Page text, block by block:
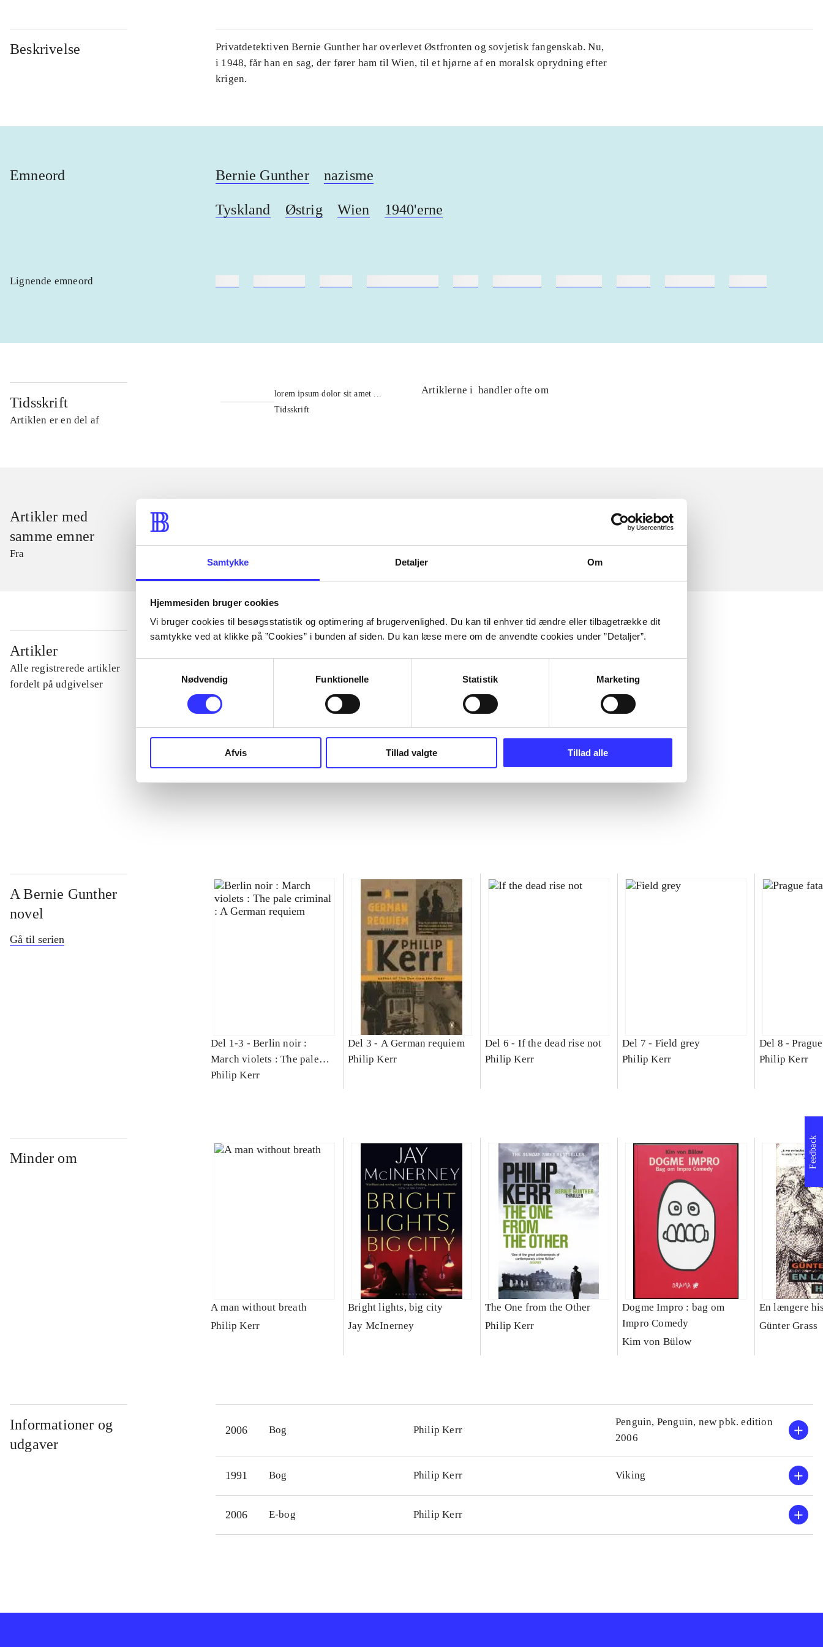
Samtykke Detaljer Om
Hjemmesiden bruger cookies
Vi bruger cookies til besøgsstatistik og optimering af brugervenlighed. Du kan til enhver tid ændre eller tilbagetrække dit
samtykke ved at klikke på ”Cookies” i bunden af siden. Du kan læse mere om de anvendte cookies under ”Detaljer”.
Nødvendig
Funktionelle Statistik Marketing
Afvis Tillad valgte Tillad alle
Beskrivelse
Privatdetektiven Bernie Gunther har overlevet Østfronten og sovjetisk fangenskab. Nu,
i 1948, får han en sag, der fører ham til Wien, til et hjørne af en moralsk oprydning efter
krigen.
Emneord Bernie Gunther nazisme
Tyskland Østrig Wien 1940'erne
Lignende emneord
Tidsskrift
Artiklen er en del af
lorem ipsum dolor sit amet ...
Tidsskrift
Artiklerne i handler ofte om
Artikler med
samme emner
Fra
Artikler
Alle registrerede artikler
fordelt på udgivelser
...
...
A Bernie Gunther
novel
Gå til serien
Del 1-3 - Berlin noir :
March violets : The pale
criminal : A German
Philip Kerr
Del 3 - A German requiem
Philip Kerr
Del 6 - If the dead rise not
Philip Kerr
Del 7 - Field grey
Philip Kerr
Del 8 -
Philip Kerr
Minder om
A man without breath
Philip Kerr
Bright lights, big city
Jay McInerney
The One from the Other
Philip Kerr
Dogme Impro : bag om
Impro Comedy
Kim von Bülow
En længere
Günter Grass
Informationer og
udgaver
2006 Bog Philip Kerr
Penguin, Penguin, new pbk. edition
2006
1991 Bog Philip Kerr Viking
2006 E-bog Philip Kerr
Feedback